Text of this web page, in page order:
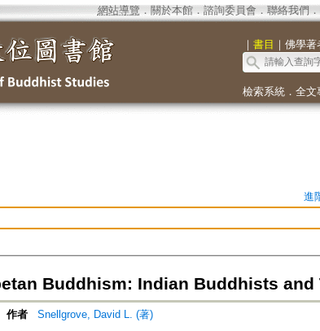
網站導覽 ． 關於本館． 諮詢委員會． 聯絡我們 ．
｜ 書目 ｜ 佛學著
檢索系統． 全文
進
Buddhism: Indian Buddhists
作者
Snellgrove, David L. (著)